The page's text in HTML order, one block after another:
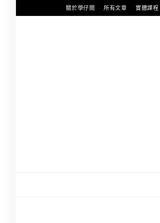
至
關於學仔間 所有文章 實體課程